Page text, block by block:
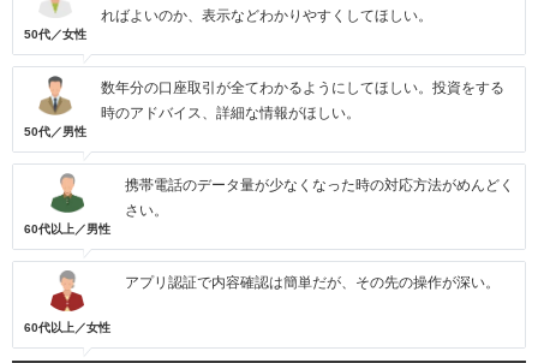
50代／女性
ればよいのか、表示などわかりやすくしてほしい。
50代／男性
数年分の口座取引が全てわかるようにしてほしい。投資をする
時のアドバイス、詳細な情報がほしい。
60代以上／男性
携帯電話のデータ量が少なくなった時の対応方法がめんどく
さい。
60代以上／女性
アプリ認証で内容確認は簡単だが、その先の操作が深い。